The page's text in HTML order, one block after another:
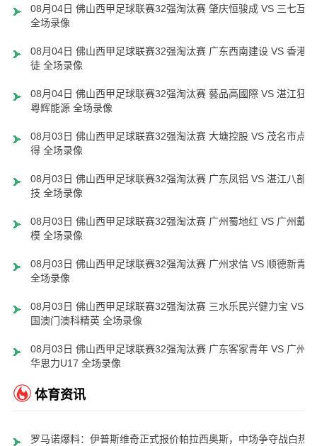
08月04日 佛山西甲足球联赛32强淘汰赛 肇庆恒骏成 VS 三七互娱
全场录像
08月04日 佛山西甲足球联赛32强淘汰赛 广东西南建设 VS 香港圣
徒 全场录像
08月04日 佛山西甲足球联赛32强淘汰赛 藝品高國際 VS 湛江狂狼
粵辉能源 全场录像
08月03日 佛山西甲足球联赛32强淘汰赛 大塘控股 VS 茂名市点都
得 全场录像
08月03日 佛山西甲足球联赛32强淘汰赛 广东凤铝 VS 湛江八部科
技 全场录像
08月03日 佛山西甲足球联赛32强淘汰赛 广州蜀地红 VS 广州戴拿
模 全场录像
08月03日 佛山西甲足球联赛32强淘汰赛 广州求信 VS 顺德新青年
全场录像
08月03日 佛山西甲足球联赛32强淘汰赛 三水乐民兴健力宝 VS 中
国澳门澳科精英 全场录像
08月03日 佛山西甲足球联赛32强淘汰赛 广东客家青年 VS 广州英
华思力U17 全场录像
体育资讯
罗马诺爆料：伊普斯维奇正式报价帕拉西奥斯，中场争夺战白热化